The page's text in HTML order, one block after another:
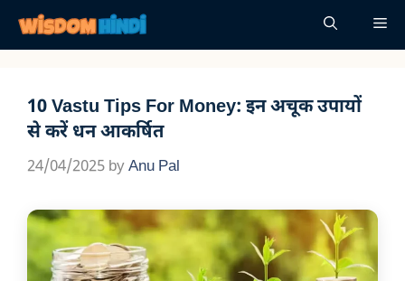
content
10 Vastu Tips For Money: इन अचूक उपायों
से करें धन आकर्षित
24/04/2025 byAnu Pal